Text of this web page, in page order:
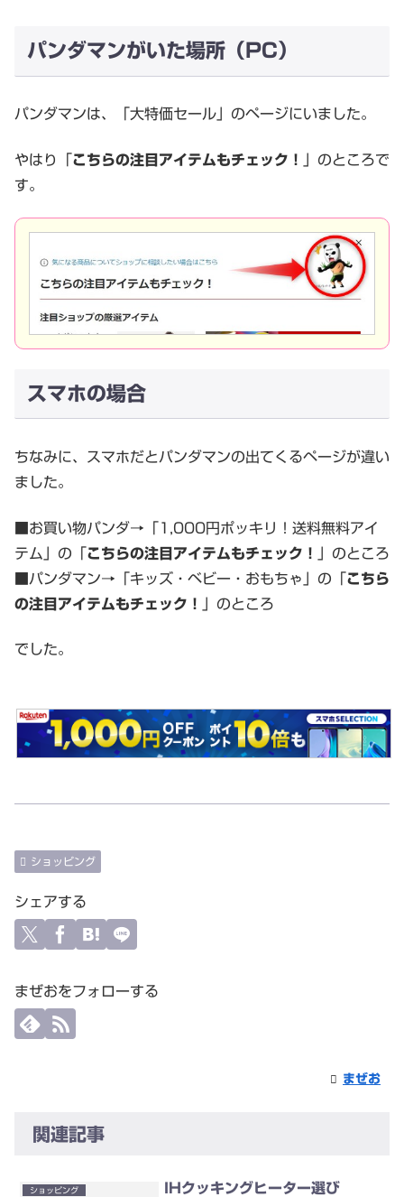
パンダマンがいた場所（PC）
パンダマンは、「大特価セール」のページにいました。
やはり「 こちらの注目アイテムもチェック！
」のところで
す。
スマホの場合
ちなみに、スマホだとパンダマンの出てくるページが違い
ました。
■お買い物パンダ→「1,000円ポッキリ！送料無料アイ
テム」の「こちらの注目アイテムもチェック！
」のところ
■パンダマン→「キッズ・ベビー・おもちゃ」の「こちら
の注目アイテムもチェック！
」のところ
でした。
ショッピング
シェアする
まぜおをフォローする
まぜお
関連記事
ショッピング IHクッキングヒーター選び